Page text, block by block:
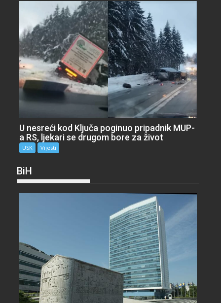
U nesreći kod Ključa poginuo pripadnik MUP-
a RS, ljekari se drugom bore za život
USK Vijesti
BiH